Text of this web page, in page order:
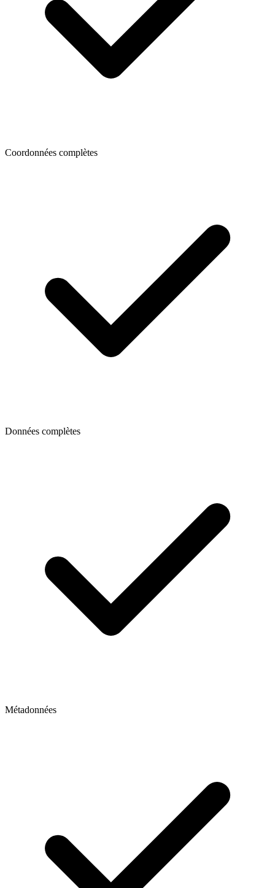
Coordonnées complètes
Données complètes
Métadonnées